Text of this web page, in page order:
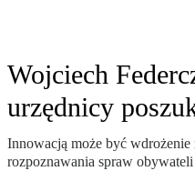
Wojciech
urzędnicy
Innowacją może być
rozpoznawania spraw